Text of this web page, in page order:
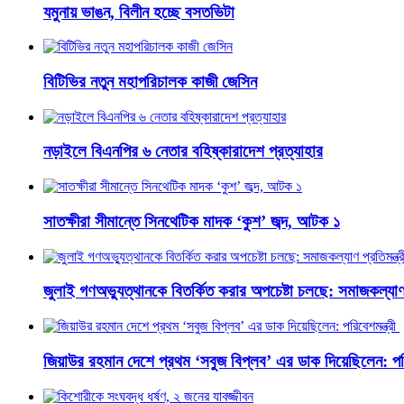
যমুনায় ভাঙন, বিলীন হচ্ছে বসতভিটা
বিটিভির নতুন মহাপরিচালক কাজী জেসিন
নড়াইলে বিএনপির ৬ নেতার বহিষ্কারাদেশ প্রত্যাহার
সাতক্ষীরা সীমান্তে সিনথেটিক মাদক ‘কুশ’ জব্দ, আটক ১
জুলাই গণঅভ্যুত্থানকে বিতর্কিত করার অপচেষ্টা চলছে: সমাজকল্যাণ
জিয়াউর রহমান দেশে প্রথম ‘সবুজ বিপ্লব’ এর ডাক দিয়েছিলেন: